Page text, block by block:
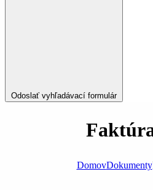
Odoslať vyhľadávací formulár
DomovDokumenty